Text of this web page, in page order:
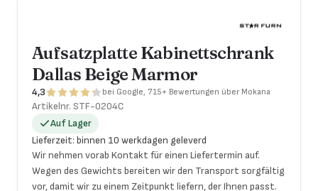
Aufsatzplatte Kabinettschrank
Dallas Beige Marmor
4,3 bei Google, 715+ Bewertungen über Mokana
Artikelnr. STF-0204C
Auf Lager
Lieferzeit: binnen 10 werkdagen geleverd
Wir nehmen vorab Kontakt für einen Liefertermin auf.
Wegen des Gewichts bereiten wir den Transport sorgfältig
vor, damit wir zu einem Zeitpunkt liefern, der Ihnen passt.